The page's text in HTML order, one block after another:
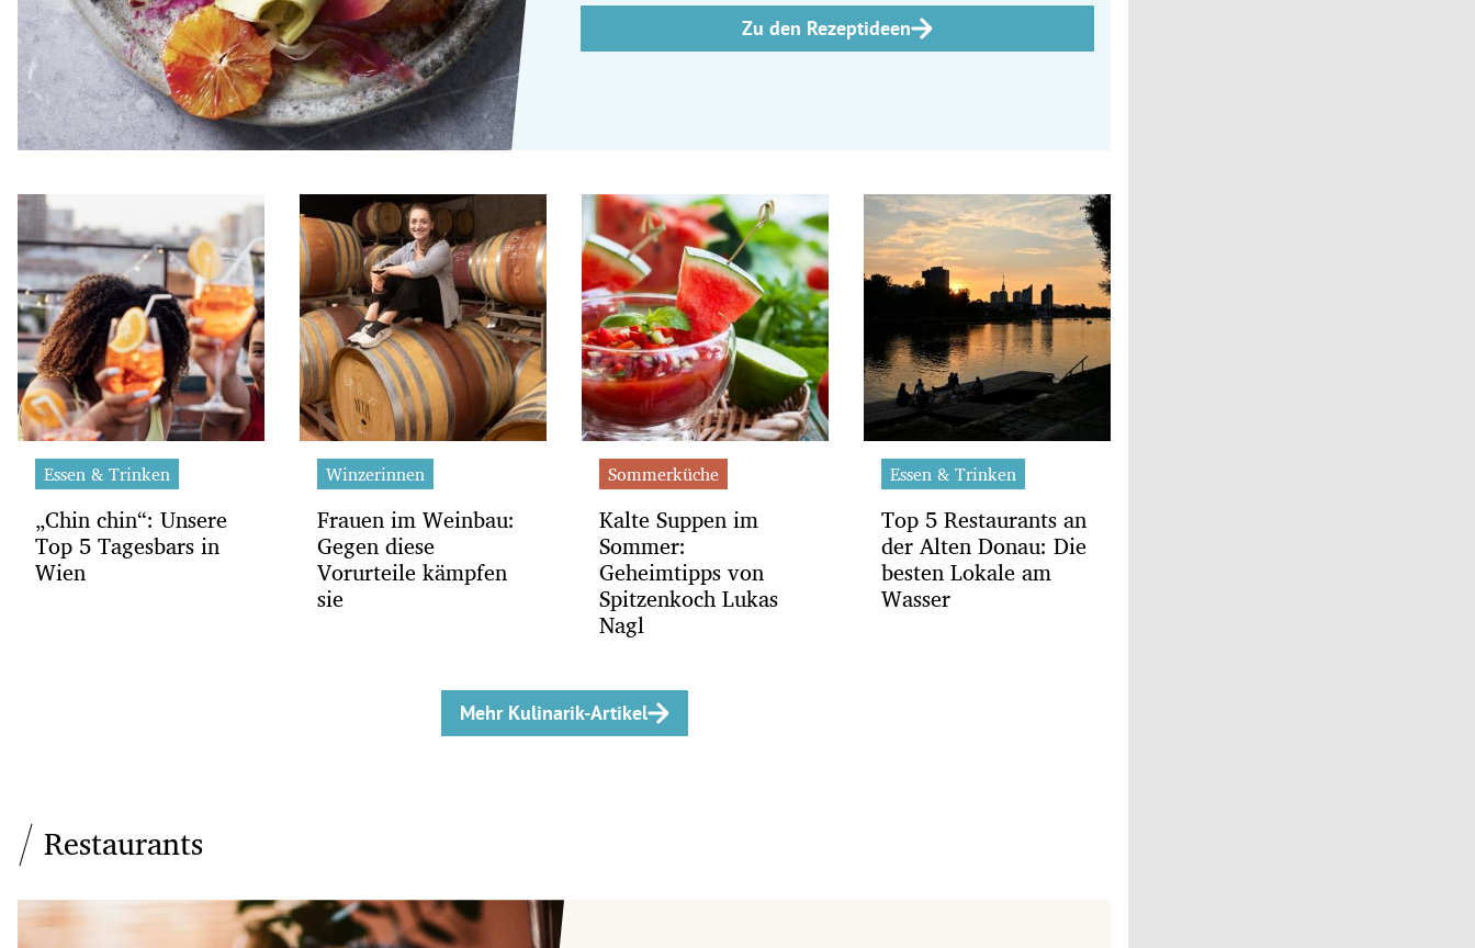
Zu den Rezeptideen
Essen & Trinken
„Chin chin“: Unsere
Top 5 Tagesbars in
Wien
Winzerinnen
Frauen im Weinbau:
Gegen diese
Vorurteile kämpfen
sie
Sommerküche
Kalte Suppen im
Sommer:
Geheimtipps von
Spitzenkoch Lukas
Nagl
Essen & Trinken
Top 5 Restaurants an
der Alten Donau: Die
besten Lokale am
Wasser
Mehr Kulinarik-Artikel
Restaurants